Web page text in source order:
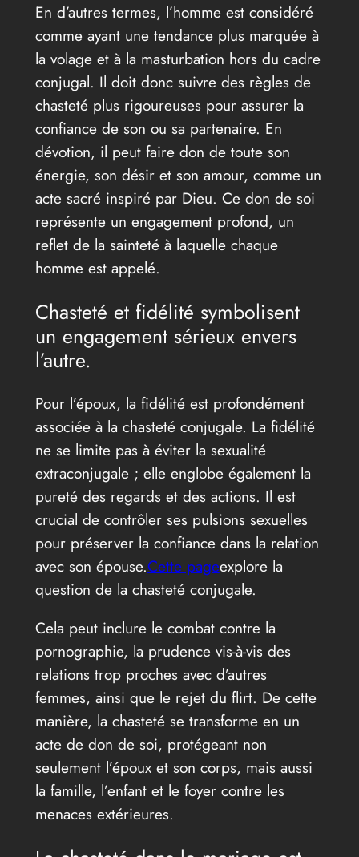
En d’autres termes, l’homme est considéré
comme ayant une tendance plus marquée à
la volage et à la masturbation hors du cadre
conjugal. Il doit donc suivre des règles de
chasteté plus rigoureuses pour assurer la
confiance de son ou sa partenaire. En
dévotion, il peut faire don de toute son
énergie, son désir et son amour, comme un
acte sacré inspiré par Dieu. Ce don de soi
représente un engagement profond, un
reflet de la sainteté à laquelle chaque
homme est appelé.
Chasteté et fidélité symbolisent
un engagement sérieux envers
l’autre.
Pour l’époux, la fidélité est profondément
associée à la chasteté conjugale. La fidélité
ne se limite pas à éviter la sexualité
extraconjugale ; elle englobe également la
pureté des regards et des actions. Il est
crucial de contrôler ses pulsions sexuelles
pour préserver la confiance dans la relation
avec son épouse.Cette pageexplore la
question de la chasteté conjugale.
Cela peut inclure le combat contre la
pornographie, la prudence vis-à-vis des
relations trop proches avec d’autres
femmes, ainsi que le rejet du flirt. De cette
manière, la chasteté se transforme en un
acte de don de soi, protégeant non
seulement l’époux et son corps, mais aussi
la famille, l’enfant et le foyer contre les
menaces extérieures.